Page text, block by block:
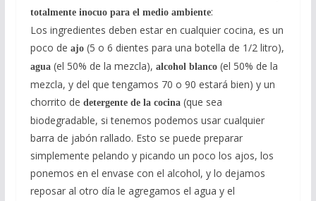
totalmente inocuo para el medio ambiente:
Los ingredientes deben estar en cualquier cocina, es un
poco de ajo(5 o 6 dientes para una botella de 1/2 litro),
agua(el 50% de la mezcla), alcohol blanco(el 50% de la
mezcla, y del que tengamos 70 o 90 estará bien) y un
chorrito de detergente de la cocina(que sea
biodegradable, si tenemos podemos usar cualquier
barra de jabón rallado. Esto se puede preparar
simplemente pelando y picando un poco los ajos, los
ponemos en el envase con el alcohol, y lo dejamos
reposar al otro día le agregamos el agua y el